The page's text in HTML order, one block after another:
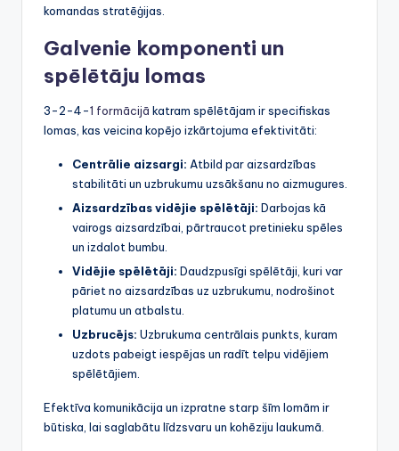
komandas stratēģijas.
Galvenie komponenti un
spēlētāju lomas
3-2-4-1 formācijā katram spēlētājam ir specifiskas
lomas, kas veicina kopējo izkārtojuma efektivitāti:
Centrālie aizsargi: Atbild par aizsardzības
stabilitāti un uzbrukumu uzsākšanu no aizmugures.
Aizsardzības vidējie spēlētāji: Darbojas kā
vairogs aizsardzībai, pārtraucot pretinieku spēles
un izdalot bumbu.
Vidējie spēlētāji: Daudzpusīgi spēlētāji, kuri var
pāriet no aizsardzības uz uzbrukumu, nodrošinot
platumu un atbalstu.
Uzbrucējs: Uzbrukuma centrālais punkts, kuram
uzdots pabeigt iespējas un radīt telpu vidējiem
spēlētājiem.
Efektīva komunikācija un izpratne starp šīm lomām ir
būtiska, lai saglabātu līdzsvaru un kohēziju laukumā.